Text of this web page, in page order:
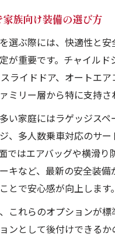
族向け装備の選び方
選ぶ際には、快適性と安
が重要です。チャイルド
ライドドア、オートエア
ミリー層から特に支持さ
い家庭にはラゲッジスペ
、多人数乗車対応のサ
ではエアバッグや横滑り
キなど、最新の安全装備
とで安心感が向上します。
これらのオプションが標
ンとして後付けできる